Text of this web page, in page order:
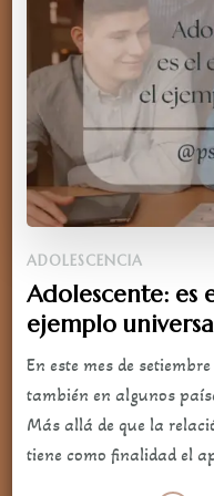
ADOLESCENCIA
Adolescente: es
ejemplo
En este mes de
también en algunos
Más allá de que la
tiene como finalidad el